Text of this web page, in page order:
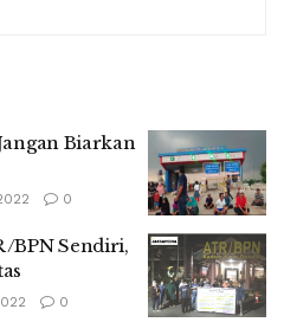
Biarkan
0
BPN Sendiri,
0